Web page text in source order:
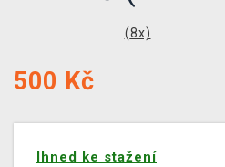
(8x)
500 Kč
Ihned ke stažení